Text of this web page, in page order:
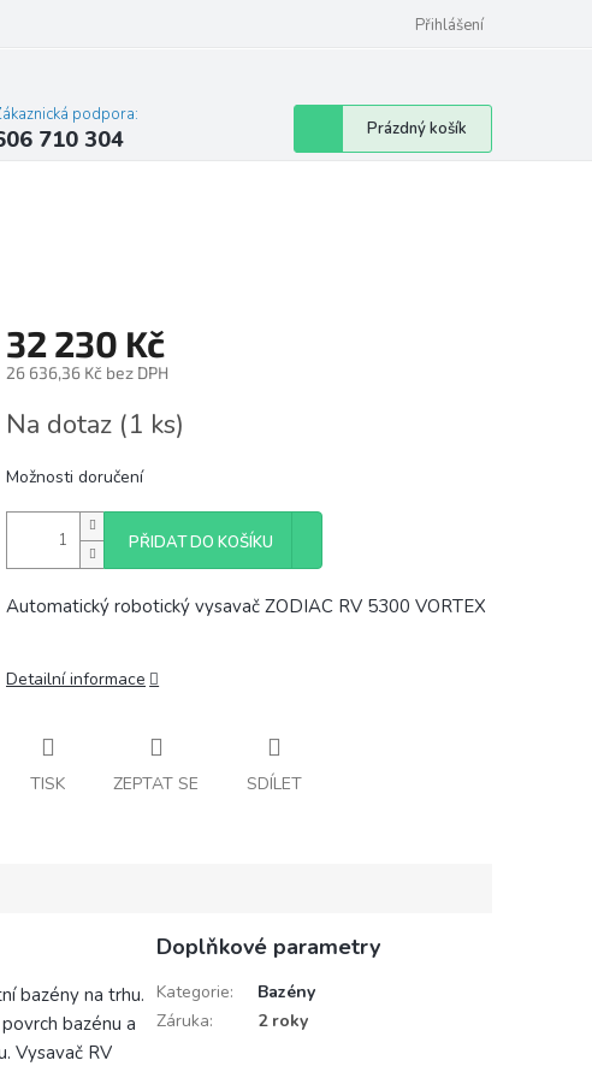
Přihlášení
podpora:
710 304
Nákupní
košík
Prázdný košík
32 230 Kč
26 636,36 Kč bez DPH
cena:
Na dotaz (1 ks)
Možnosti doručení
PŘIDAT DO KOŠÍKU
Automatický robotický vysavač ZODIAC RV 5300 VORTEX
Detailní informace
TISK ZEPTAT SE SDÍLET
bazény na trhu.
bazénu a
Vysavač RV
Doplňkové parametry
Kategorie:
Bazény
Záruka: 2 roky